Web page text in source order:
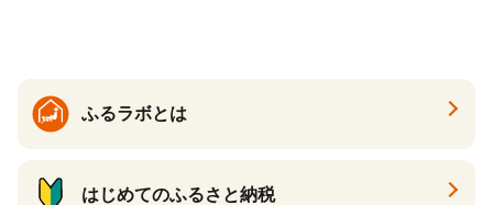
ふるラボとは
はじめてのふるさと納税